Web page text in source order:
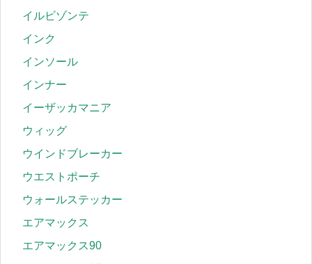
イルビゾンテ
インク
インソール
インナー
イーザッカマニア
ウィッグ
ウインドブレーカー
ウエストポーチ
ウォールステッカー
エアマックス
エアマックス90